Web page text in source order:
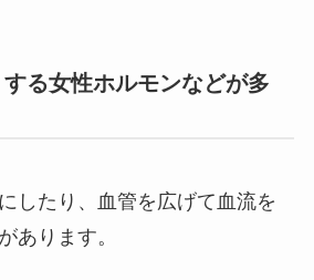
る女性ホルモンなどが多
したり、血管を広げて血流を
あります。